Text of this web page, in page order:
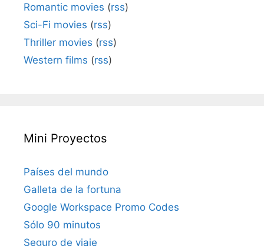
Romantic movies (rss)
Sci-Fi movies (rss)
Thriller movies (rss)
Western films (rss)
Mini Proyectos
Países del mundo
Galleta de la fortuna
Google Workspace Promo Codes
Sólo 90 minutos
Seguro de viaje